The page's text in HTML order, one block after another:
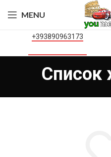
MENU
+393890963173
Список